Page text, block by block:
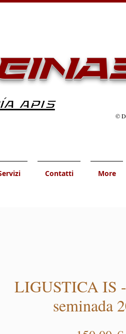
APIS
©
Contatti More
LIGUSTICA IS
seminada